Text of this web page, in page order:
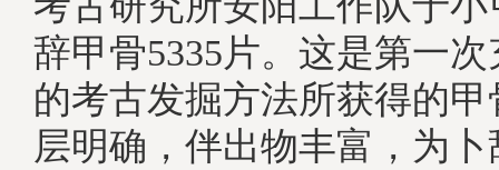
辞甲骨5335片。这是第一
的考古发掘方法所获得的
层明确，伴出物丰富，为